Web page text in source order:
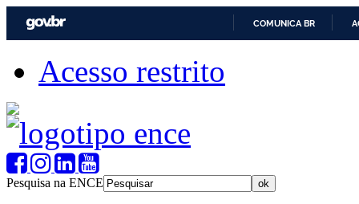
COMUNICA BR
Acesso restrito
Pesquisa na ENCE